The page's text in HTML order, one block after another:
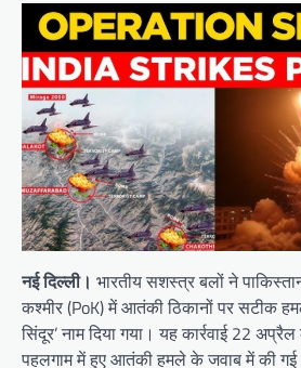
नई दिल्ली। भारतीय सशस्त्र बलों ने
कश्मीर (PoK) में आतंकी ठिकानों पर सटीक
सिंदूर’ नाम दिया गया। यह कार्रवाई 22
पहलगाम में हुए आतंकी हमले के जवाब में की